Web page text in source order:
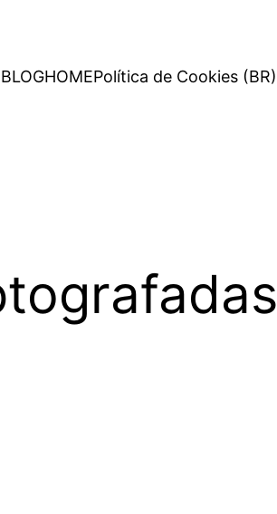
BLOGHOMEPolítica de Cookies (BR)